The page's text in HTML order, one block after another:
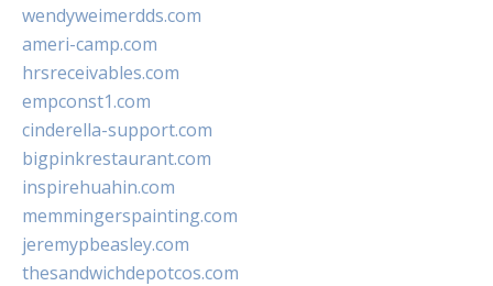
wendyweimerdds.com
ameri-camp.com
hrsreceivables.com
empconst1.com
cinderella-support.com
bigpinkrestaurant.com
inspirehuahin.com
memmingerspainting.com
jeremypbeasley.com
thesandwichdepotcos.com